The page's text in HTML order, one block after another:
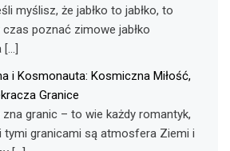
myślisz, że jabłko to jabłko, to
poznać zimowe jabłko
[…]
i Kosmonauta: Kosmiczna Miłość,
Granice
zna granic – to wie każdy romantyk,
tymi granicami są atmosfera Ziemi i